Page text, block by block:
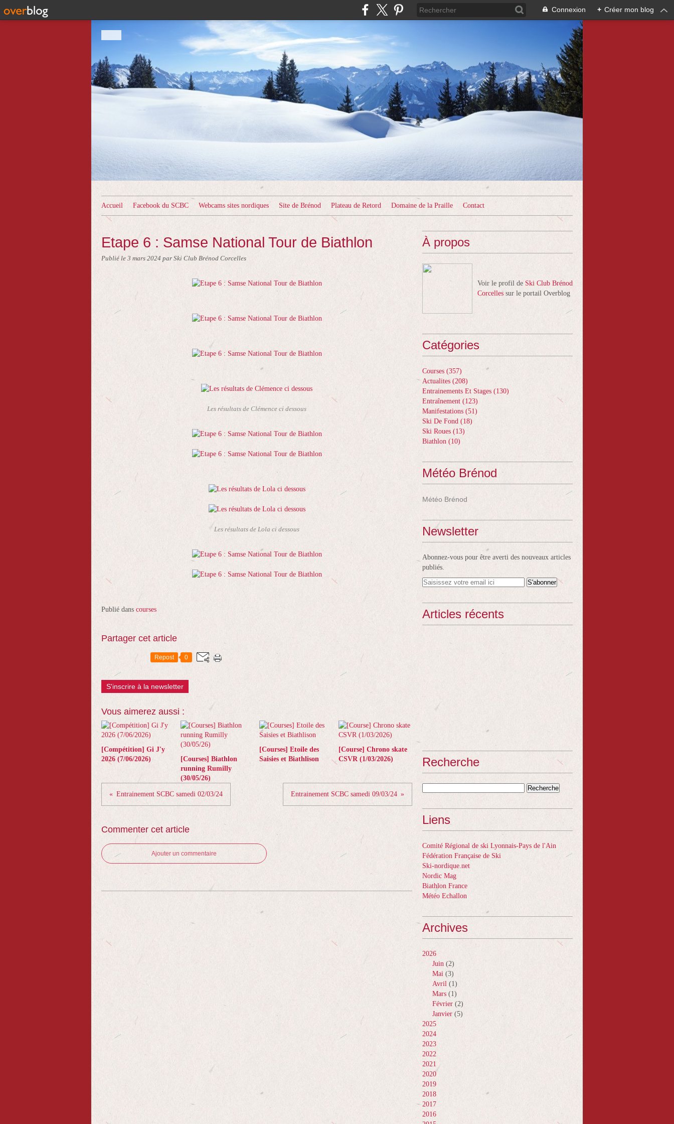
Connexion + Créer mon blog
Accueil Facebook du SCBC Webcams sites nordiques Site de Brénod Plateau de Retord Domaine de la Praille Contact
Etape 6 : Samse National Tour de Biathlon
Publié le 3 mars 2024 par Ski Club Brénod Corcelles
Les résultats de Clémence ci dessous
Les résultats de Lola ci dessous
Publié dans courses
Partager cet article
Repost 0
S'inscrire à la newsletter
Vous aimerez aussi :
[Compétition] Gi J'y
2026 (7/06/2026)
[Courses] Biathlon
running Rumilly
(30/05/26)
[Courses] Etoile des
Saisies et Biathlison
[Course] Chrono skate
CSVR (1/03/2026)
Entrainement SCBC samedi 02/03/24 Entrainement SCBC samedi 09/03/24
Commenter cet article
Ajouter un commentaire
À propos
Voir le profil de Ski Club Brénod
Corcelles sur le portail Overblog
Catégories
Courses (357)
Actualites (208)
Entrainements Et Stages (130)
Entraînement (123)
Manifestations (51)
Ski De Fond (18)
Ski Roues (13)
Biathlon (10)
Météo Brénod
Météo Brénod
Newsletter
Abonnez-vous pour être averti des nouveaux articles
publiés.
Articles récents
Recherche
Liens
Comité Régional de ski Lyonnais-Pays de l'Ain
Fédération Française de Ski
Ski-nordique.net
Nordic Mag
Biathlon France
Météo Echallon
Archives
2026
Juin (2)
Mai (3)
Avril (1)
Mars (1)
Février (2)
Janvier (5)
2025
2024
2023
2022
2021
2020
2019
2018
2017
2016